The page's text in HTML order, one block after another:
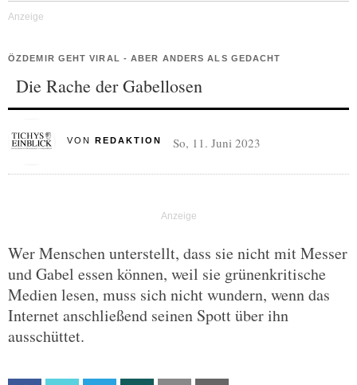
ÖZDEMIR GEHT VIRAL - ABER ANDERS ALS GEDACHT
Die Rache der Gabellosen
VON REDAKTION So, 11. Juni 2023
Wer Menschen unterstellt, dass sie nicht mit Messer
und Gabel essen können, weil sie grünenkritische
Medien lesen, muss sich nicht wundern, wenn das
Internet anschließend seinen Spott über ihn
ausschüttet.